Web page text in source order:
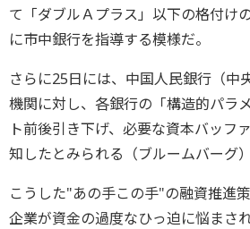
て「ダブルＡプラス」以下の格付け
に市中銀行を指導する模様だ。
さらに25日には、中国人民銀行（中
機関に対し、各銀行の「構造的パラ
ト前後引き下げ、必要な資本バッフ
知したとみられる（ブルームバーグ）
こうした"あの手この手"の融資推進
企業が資金の過度なひっ迫に悩まさ